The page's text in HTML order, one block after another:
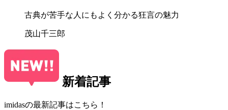
古典が苦手な人にもよく分かる狂言の魅力
茂山千三郎
新着記事
imidasの最新記事はこちら！